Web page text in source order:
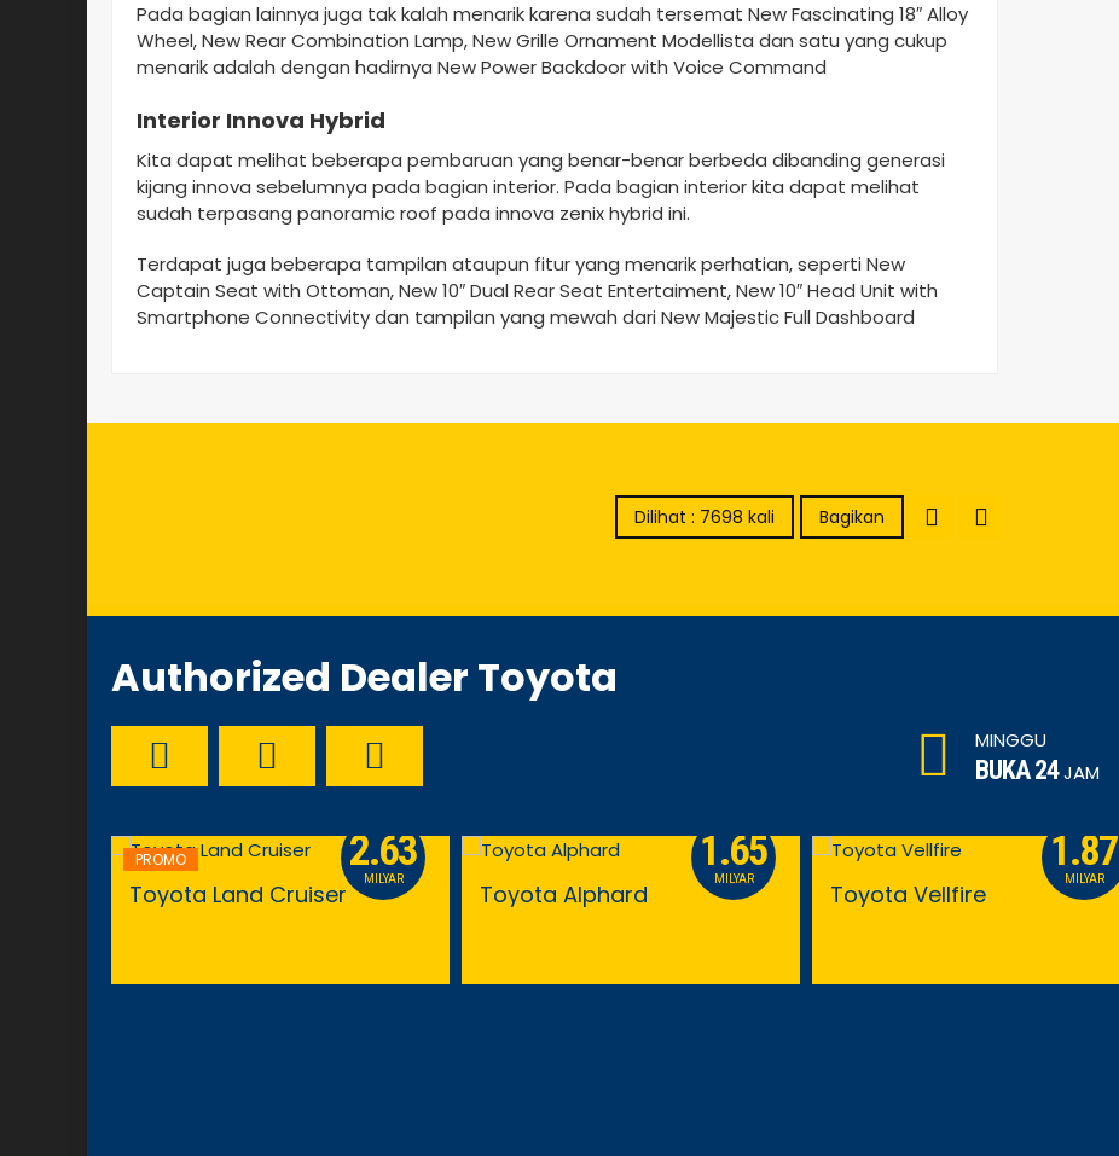
Pada bagian lainnya juga tak kalah menarik karena sudah tersemat New Fascinating 18″ Alloy
Wheel, New Rear Combination Lamp, New Grille Ornament Modellista dan satu yang cukup
menarik adalah dengan hadirnya New Power Backdoor with Voice Command
Interior Innova Hybrid
Kita dapat melihat beberapa pembaruan yang benar-benar berbeda dibanding generasi
kijang innova sebelumnya pada bagian interior. Pada bagian interior kita dapat melihat
sudah terpasang panoramic roof pada innova zenix hybrid ini.
Terdapat juga beberapa tampilan ataupun fitur yang menarik perhatian, seperti New
Captain Seat with Ottoman, New 10″ Dual Rear Seat Entertaiment, New 10″ Head Unit with
Smartphone Connectivity dan tampilan yang mewah dari New Majestic Full Dashboard
Dilihat : 7698 kali Bagikan
Authorized Dealer Toyota
MINGGU
BUKA 24JAM
PROMO 2.63
MILYAR
Toyota Land Cruiser
1.65
MILYAR
Toyota Alphard
1.87
MILYAR
Toyota Vellfire